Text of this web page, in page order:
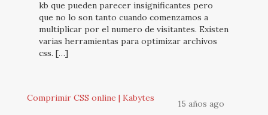
kb que pueden parecer insignificantes pero
que no lo son tanto cuando comenzamos a
multiplicar por el numero de visitantes. Existen
varias herramientas para optimizar archivos
css. […]
Comprimir CSS online | Kabytes
15 años ago